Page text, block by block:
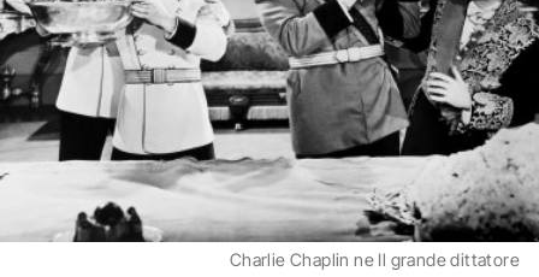
Charlie Chaplin ne Il grande dittatore